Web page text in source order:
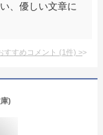
、優しい文章に
すすめコメント (1件) >
)